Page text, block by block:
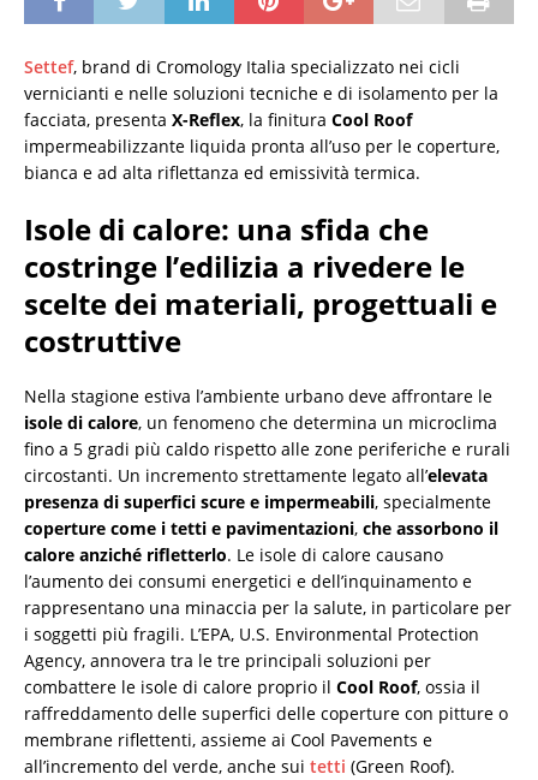
Settef, brand di Cromology Italia specializzato nei cicli
vernicianti e nelle soluzioni tecniche e di isolamento per la
facciata, presenta X-Reflex, la finitura Cool Roof
impermeabilizzante liquida pronta all’uso per le coperture,
bianca e ad alta riflettanza ed emissività termica.
Isole di calore: una sfida che
costringe l’edilizia a rivedere le
scelte dei materiali, progettuali e
costruttive
Nella stagione estiva l’ambiente urbano deve affrontare le
isole di calore, un fenomeno che determina un microclima
fino a 5 gradi più caldo rispetto alle zone periferiche e rurali
circostanti. Un incremento strettamente legato all’elevata
presenza di superfici scure e impermeabili, specialmente
coperture come i tetti e pavimentazioni, che assorbono il
calore anziché rifletterlo. Le isole di calore causano
l’aumento dei consumi energetici e dell’inquinamento e
rappresentano una minaccia per la salute, in particolare per
i soggetti più fragili. L’EPA, U.S. Environmental Protection
Agency, annovera tra le tre principali soluzioni per
combattere le isole di calore proprio il Cool Roof, ossia il
raffreddamento delle superfici delle coperture con pitture o
membrane riflettenti, assieme ai Cool Pavements e
all’incremento del verde, anche sui tetti (Green Roof).